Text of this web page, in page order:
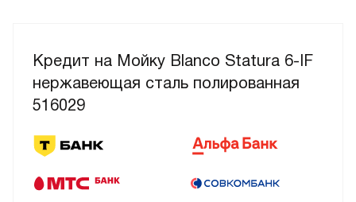
Кредит на Мойку Blanco Statura 6-IF
нержавеющая сталь полированная
516029